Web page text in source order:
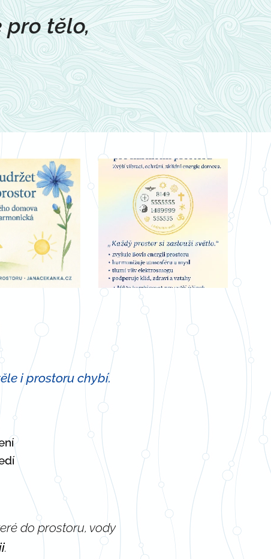
pro tělo,
i prostoru chybí.
do prostoru, vody
.